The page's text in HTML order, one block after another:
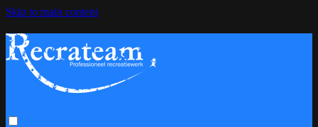
Skip to main content